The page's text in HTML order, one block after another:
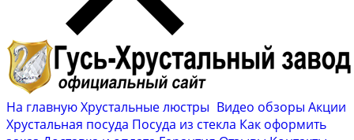
На главнуюХрустальные люстры Видео обзоры Акции
Хрустальная посуда Посуда из стекла Как оформить